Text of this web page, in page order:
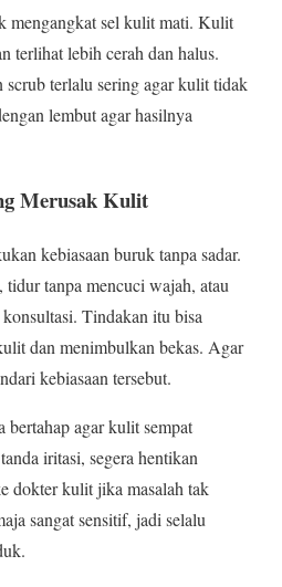
mengangkat sel kulit mati. Kulit
terlihat lebih cerah dan halus.
terlalu sering agar kulit tidak
lembut agar hasilnya
Merusak Kulit
kebiasaan buruk tanpa sadar.
tanpa mencuci wajah, atau
Tindakan itu bisa
dan menimbulkan bekas. Agar
kebiasaan tersebut.
bertahap agar kulit sempat
iritasi, segera hentikan
dokter kulit jika masalah tak
sangat sensitif, jadi selalu